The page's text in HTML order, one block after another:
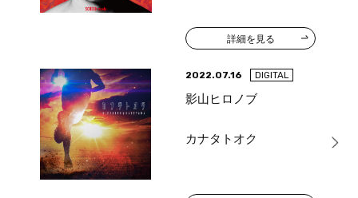
詳細を見る
2022.07.16 DIGITAL
影山ヒロノブ
カナタトオク